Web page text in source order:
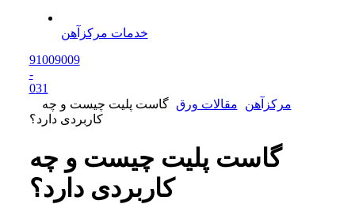
خدمات مرکزآهن
91009009
-
031
مرکزآهن
مقالات ورق
گاست پلیت چیست و چه
کاربردی دارد؟
گاست پلیت چیست و چه
کاربردی دارد؟